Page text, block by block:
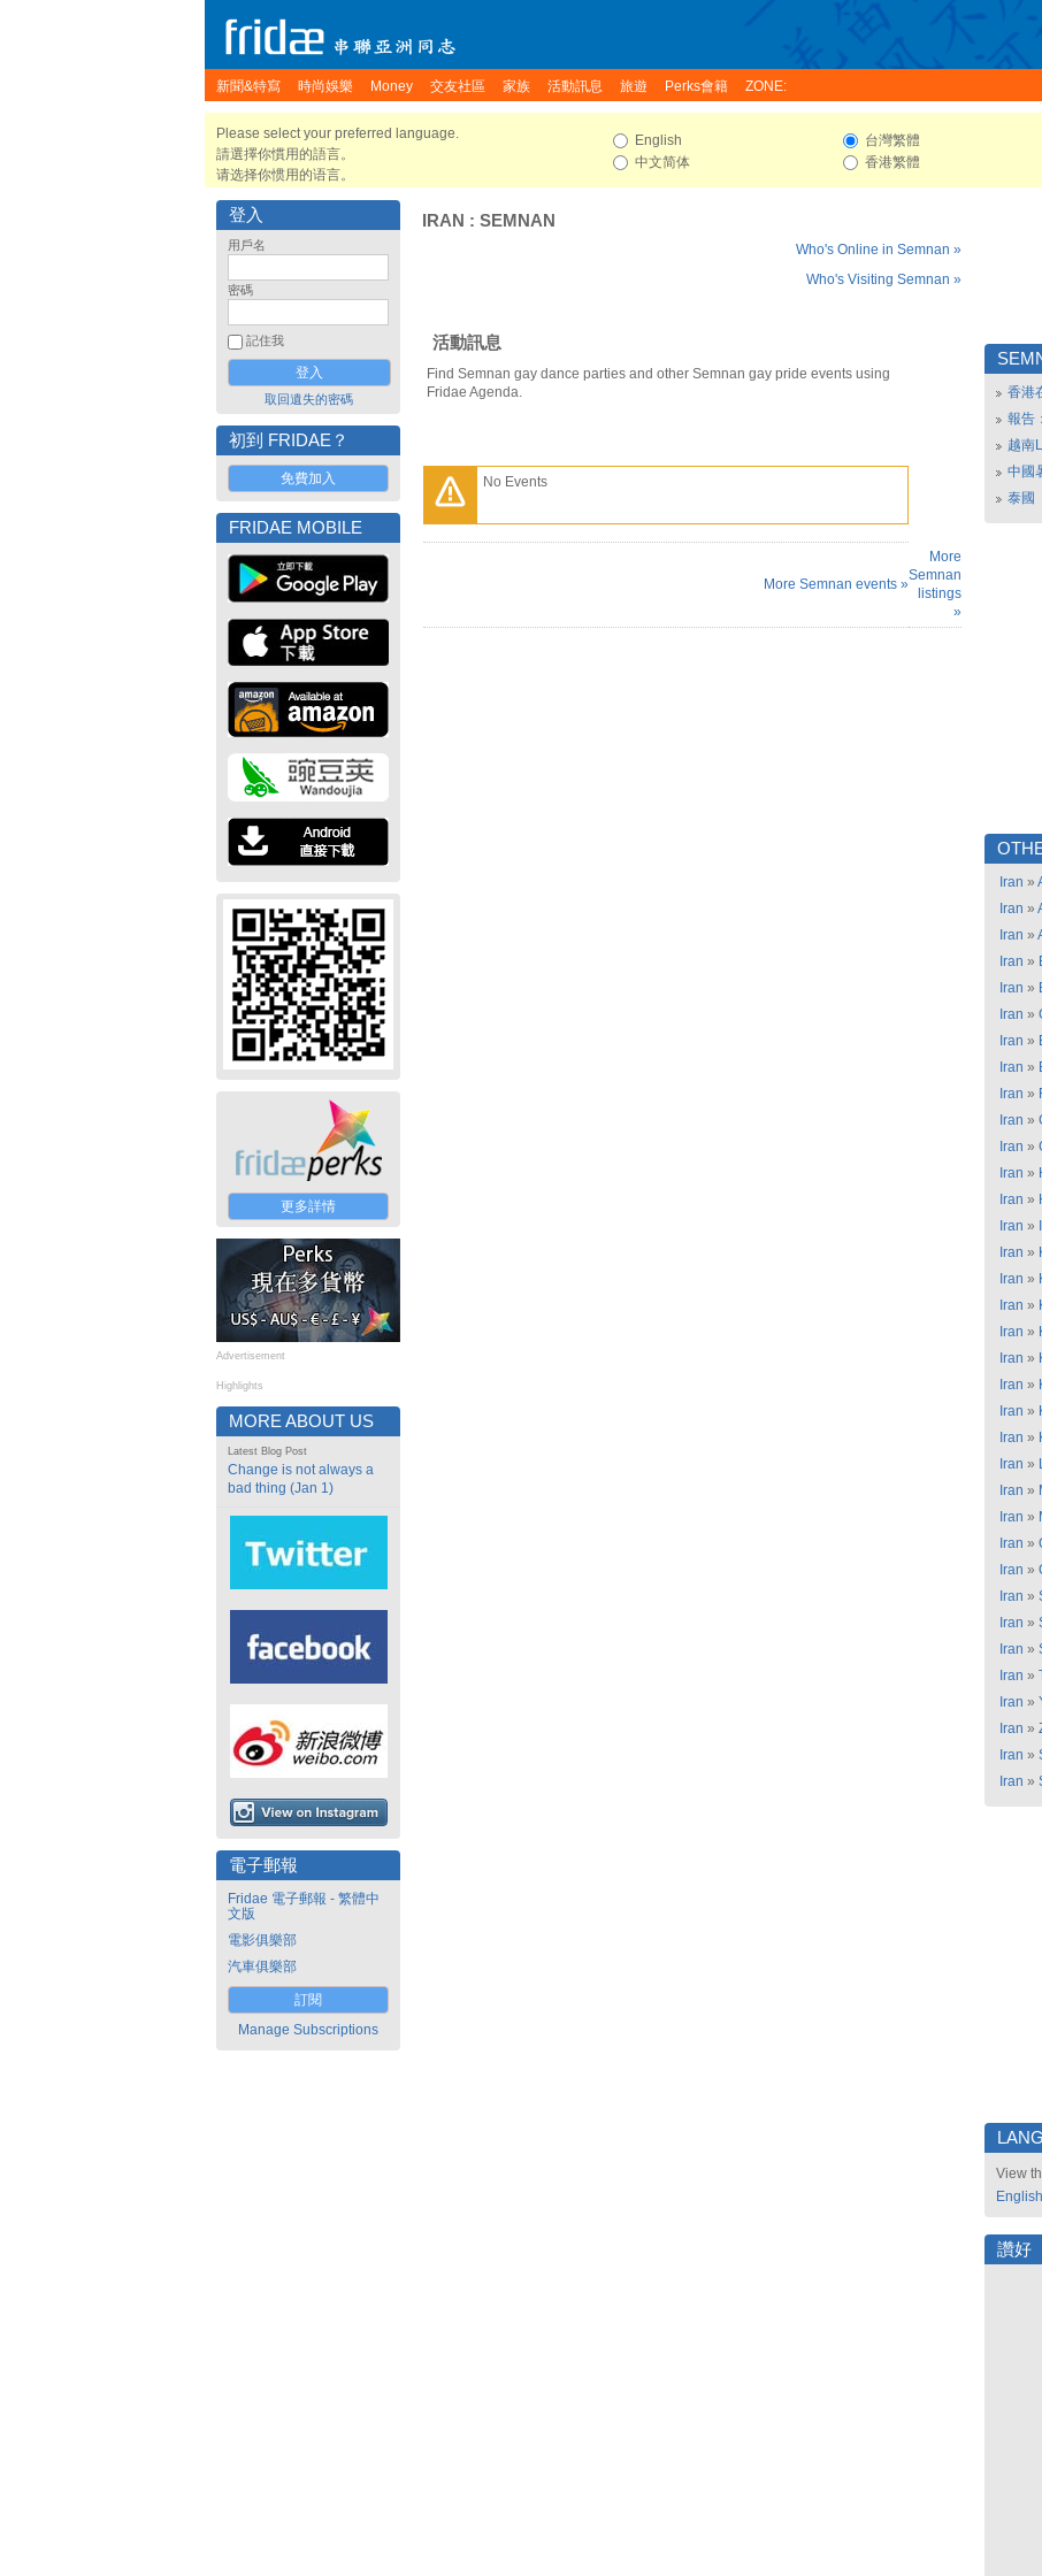
新聞&特寫 時尚娛樂 Money 交友社區 家族 活動訊息 旅遊 Perks會籍 ZONE:
Please select your preferred language.
請選擇你慣用的語言。
请选择你惯用的语言。
English
中文简体
台灣繁體
香港繁體
登入
用戶名
密碼
記住我
取回遺失的密碼
初到 FRIDAE？
免費加入
FRIDAE MOBILE
更多詳情
Advertisement
Highlights
MORE ABOUT US
Latest Blog Post
Change is not always a
bad thing (Jan 1)
電子郵報
Fridae 電子郵報 - 繁體中
文版
電影俱樂部
汽車俱樂部
訂閱
Manage Subscriptions
IRAN : SEMNAN
Who's Online in Semnan »
Who's Visiting Semnan »
活動訊息
Find Semnan gay dance parties and other Semnan gay pride events using
Fridae Agenda.
No Events
More Semnan events »
More
Semnan
listings
»
香港
報告
越南
中國
泰國
Iran »
Iran »
Iran »
Iran »
Iran »
Iran »
Iran »
Iran »
Iran »
Iran »
Iran »
Iran »
Iran »
Iran »
Iran »
Iran »
Iran »
Iran »
Iran »
Iran »
Iran »
Iran »
Iran »
Iran »
Iran »
Iran »
Iran »
Iran »
Iran »
Iran »
Iran »
Iran »
Iran »
Iran »
Iran »
View
English
讚好